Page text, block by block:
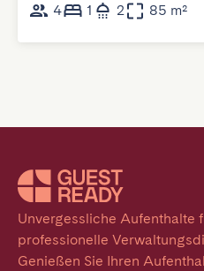
4
1 2 85 m²
Unvergessliche Aufenthalte
professionelle
Genießen Sie Ihren